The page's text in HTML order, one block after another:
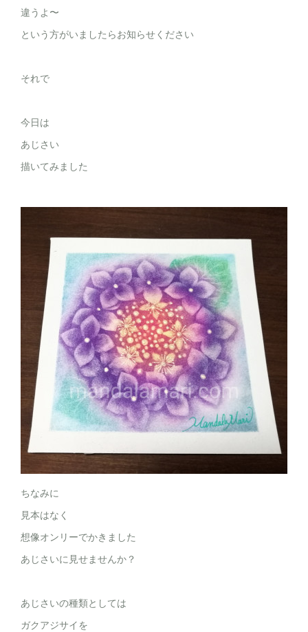
違うよ〜
という方がいましたらお知らせください
それで
今日は
あじさい
描いてみました
ちなみに
見本はなく
想像オンリーでかきました
あじさいに見せませんか？
あじさいの種類としては
ガクアジサイを